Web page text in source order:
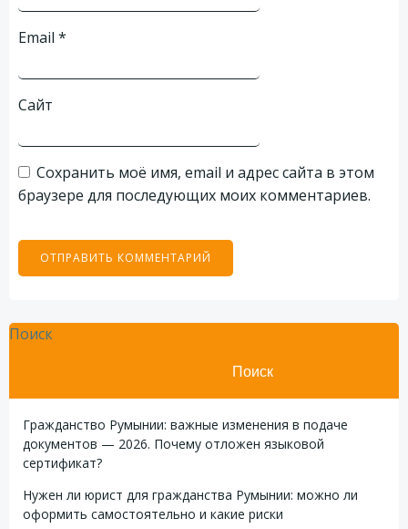
Email *
Сайт
Сохранить моё имя, email и адрес сайта в этом
браузере для последующих моих комментариев.
Поиск
Поиск
Гражданство Румынии: важные изменения в подаче
документов — 2026. Почему отложен языковой
сертификат?
Нужен ли юрист для гражданства Румынии: можно ли
оформить самостоятельно и какие риски